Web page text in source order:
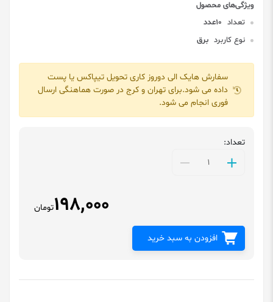
تعداد 10عدد
نوع کاربرد برق
سفارش هایک الی دوروز کاری تحویل تیپاکس یا پست
داده می شود.برای تهران و کرج در صورت هماهنگی ارسال
فوری انجام می شود.
تعداد:
198,000تومان
افزودن به سبد خرید